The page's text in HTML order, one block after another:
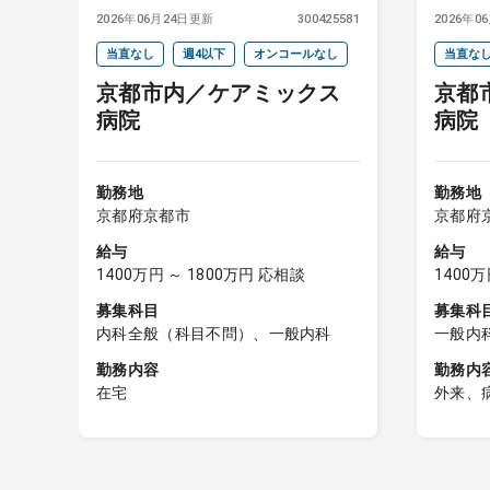
2026年06月24日更新 300425581
当直なし 週4以下 オンコールなし
京都市内／ケアミックス
病院
勤務地
京都府京都市
給与
1400万円 ～ 1800万円 応相談
募集科目
内科全般（科目不問）、一般内科
勤務内容
在宅
2026年
当直な
京都
病院
勤務地
京都府
給与
1400万
募集科
一般内
勤務内
外来、